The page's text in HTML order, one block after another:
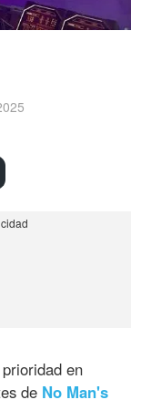
en
de No Man's